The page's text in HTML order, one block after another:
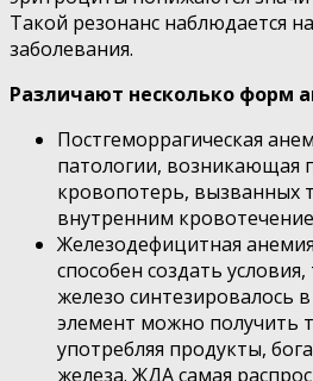
Такой резонанс наблюдается
заболевания.
Различают несколько форм
Постгеморрагическая
патологии, возникающая
кровопотерь, вызванных
внутренним
Железодефицитная
способен создать
железо синтезировалось
элемент можно получить
употребляя продукты,
железа. ЖДА самая